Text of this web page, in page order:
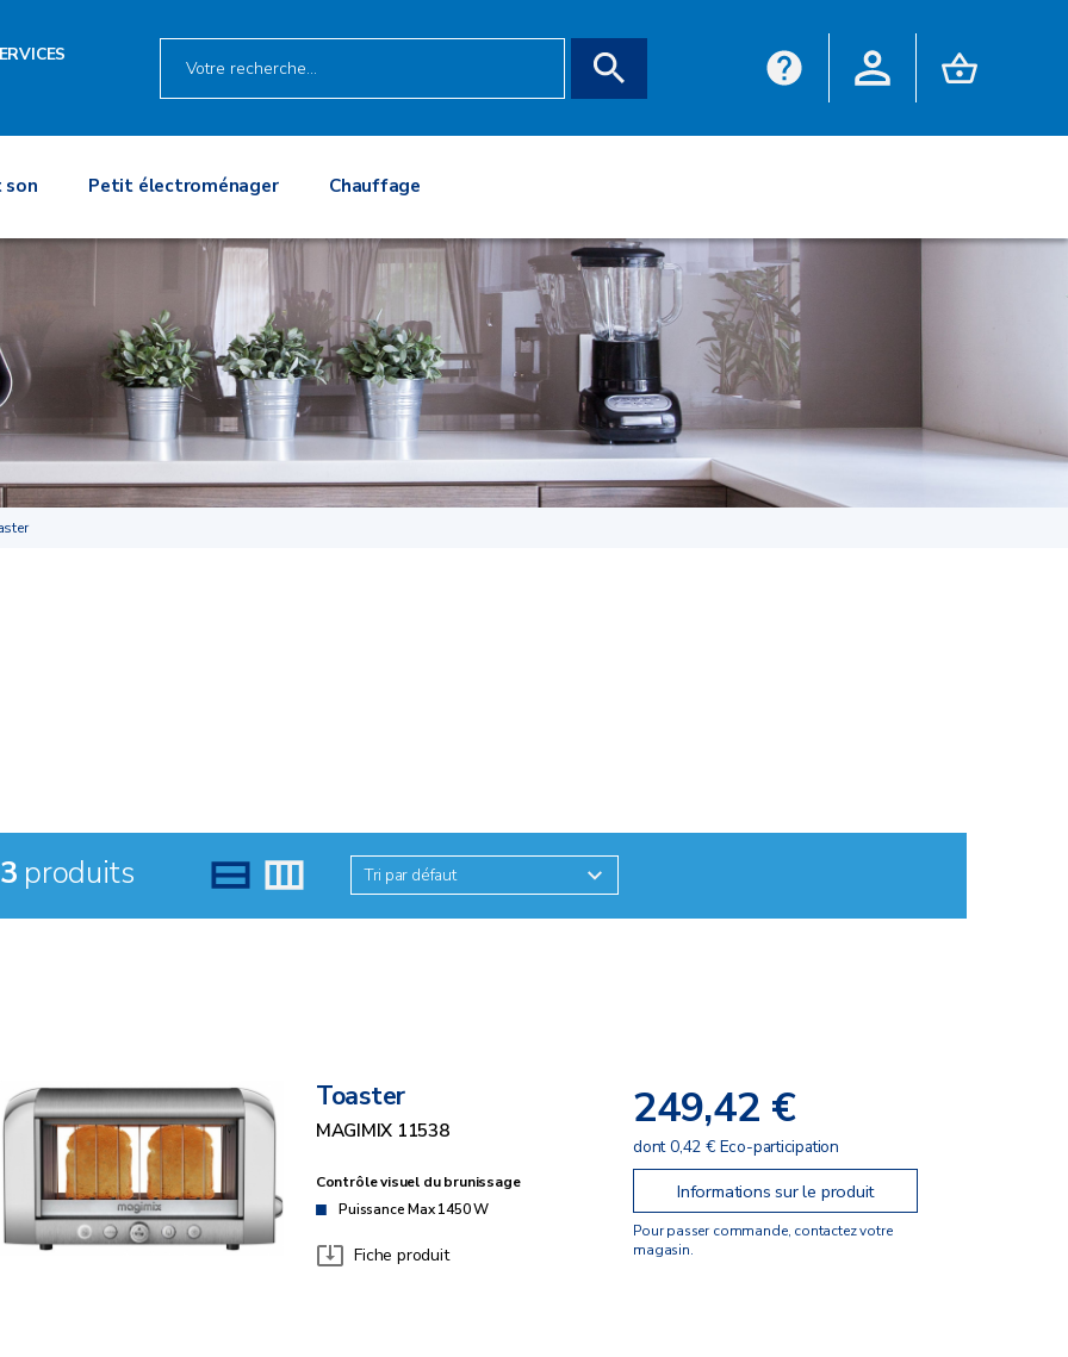
son Petit électroménager Chauffage
3 produits Tri par défaut
Toaster
MAGIMIX 11538
Contrôle visuel du brunissage
Puissance Max 1450 W
Fiche produit
249,42 €
dont 0,42 € Eco-participation
Informations sur le produit
Pour passer commande, contactez votre
magasin.